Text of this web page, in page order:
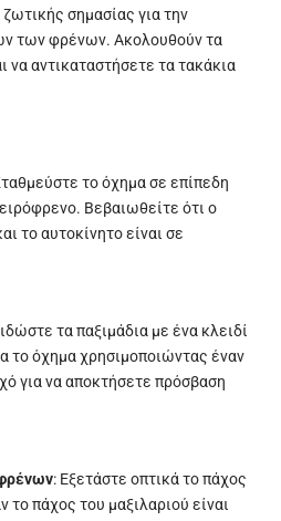
σημασίας για την
των φρένων. Ακολουθούν τα
να αντικαταστήσετε τα τακάκια
το όχημα σε επίπεδη
Βεβαιωθείτε ότι ο
το αυτοκίνητο είναι σε
τα παξιμάδια με ένα κλειδί
το όχημα χρησιμοποιώντας έναν
για να αποκτήσετε πρόσβαση
: Εξετάστε οπτικά το πάχος
πάχος του μαξιλαριού είναι